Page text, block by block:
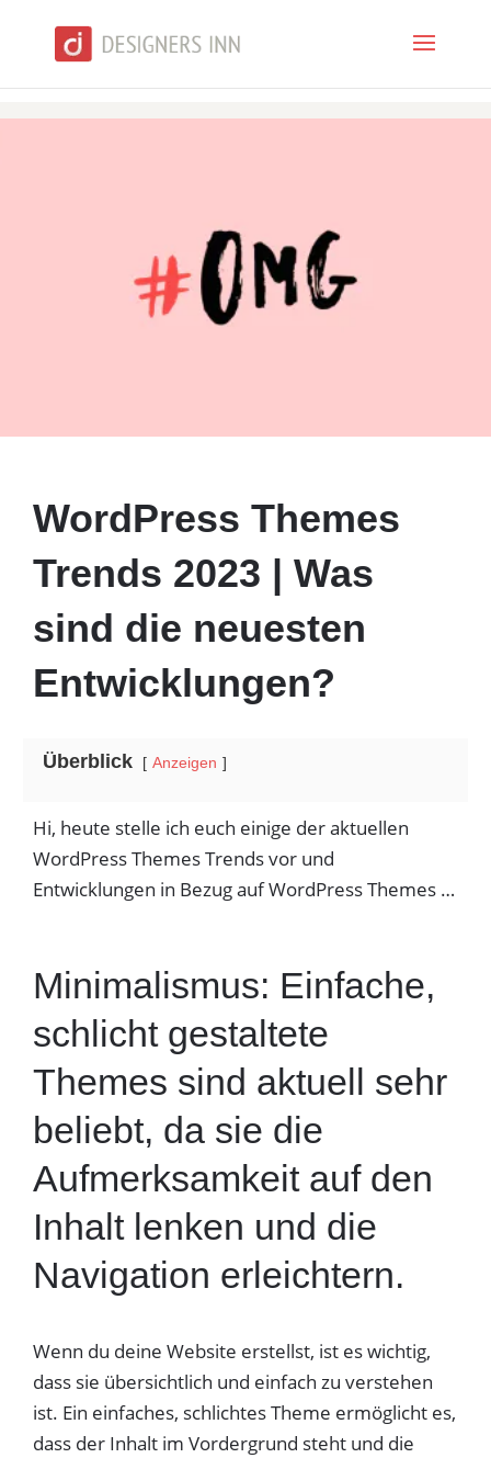
WordPress Themes
Trends 2023 | Was
sind die neuesten
Entwicklungen?
Überblick Anzeigen
Hi, heute stelle ich euch einige der aktuellen
WordPress Themes Trends vor und
Entwicklungen in Bezug auf WordPress Themes …
Minimalismus: Einfache,
schlicht gestaltete
Themes sind aktuell sehr
beliebt, da sie die
Aufmerksamkeit auf den
Inhalt lenken und die
Navigation erleichtern.
Wenn du deine Website erstellst, ist es wichtig,
dass sie übersichtlich und einfach zu verstehen
ist. Ein einfaches, schlichtes Theme ermöglicht es,
dass der Inhalt im Vordergrund steht und die